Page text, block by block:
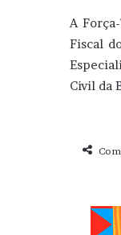
A
Fiscal
Civil da